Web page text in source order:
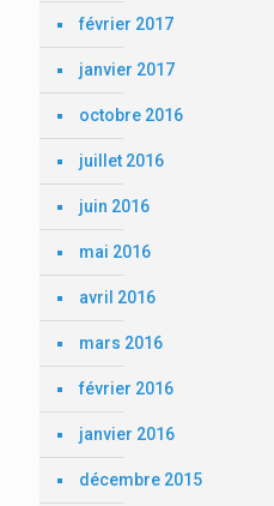
février 2017
janvier 2017
octobre 2016
juillet 2016
juin 2016
mai 2016
avril 2016
mars 2016
février 2016
janvier 2016
décembre 2015